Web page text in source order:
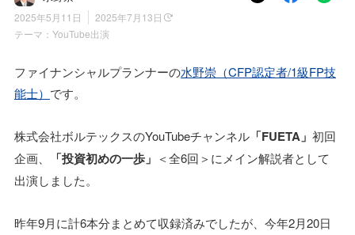
2025年5月11日
2025年7月13日
テーマ： YouTube出演
ファイナンシャルプランナーの水野崇（CFP認定者/1級FP技
能士） です。
株式会社ボルテックスのYouTubeチャンネル 「FUETA」 初回
企画、
「投資初めの一歩」 ＜全6回＞にメイン解説者として
出演しました。
昨年9月に計6本分まとめて収録済みでしたが、今年2月20日